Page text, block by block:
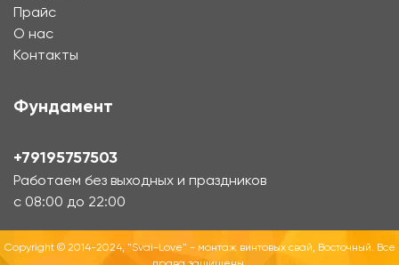
Прайс
О нас
Контакты
Фундамент
+79195757503
Работаем без выходных и праздников
с 08:00 до 22:00
Copyright © 2014-2024, "Svai-Love" - монтаж винтовых свай, Восточный. Все